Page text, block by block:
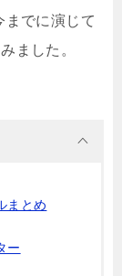
までに演じて
ました。
まとめ
ー